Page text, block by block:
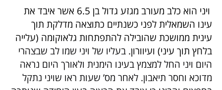
ויני הוא כלב מעורב מגזע גדול בן 6.5 אשר איבד את
עינו השמאלית לפני כשנתיים כתוצאה מדלקת תוך
עינית ממושכת שהובילה להתפתחות גלאוקומה (עלייה
בלחץ תוך עיני) ועיוורון. בעליו של ויני שמו לב שבצהרי
היום ויני החל למצמץ בעינו הימנית ולאורך היום נראה
מדוכא וחסר תיאבון. לאחר מס’ שעות ראו שויני נתקל